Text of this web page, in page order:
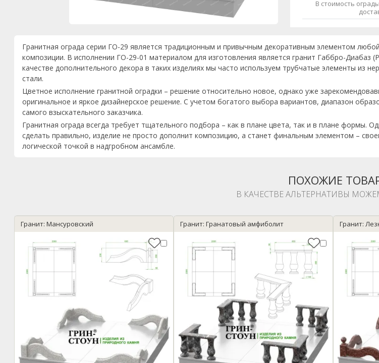
В стоимость
Гранитная ограда серии ГО-29 является традиционным и привычным декоративным элементом
композиции. В исполнении ГО-29-01 материалом для изготовления является гранит Габбро-Диабаз
качестве дополнительного декора в таких изделиях мы часто используем трубчатые элементы из
стали.
Цветное исполнение гранитной оградки – решение относительно новое, однако уже
оригинальное и яркое дизайнерское решение. С учетом богатого выбора вариантов, диапазон
самого взыскательного заказчика.
Гранитная ограда всегда требует тщательного подбора – как в плане цвета, так и в плане формы.
сделать правильно, изделие не просто дополнит композицию, а станет финальным элементом –
логической точкой в надгробном ансамбле.
ПОХОЖИЕ
В КАЧЕСТВЕ АЛЬТЕРНАТИВЫ
Гранит: Мансуровский Гранит: Гранатовый амфиболит Гранит: